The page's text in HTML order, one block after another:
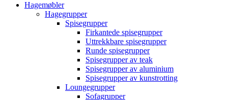
Hagemøbler
Hagegrupper
Spisegrupper
Firkantede spisegrupper
Uttrekkbare spisegrupper
Runde spisegrupper
Spisegrupper av teak
Spisegrupper av aluminium
Spisegrupper av kunstrotting
Loungegrupper
Sofagrupper